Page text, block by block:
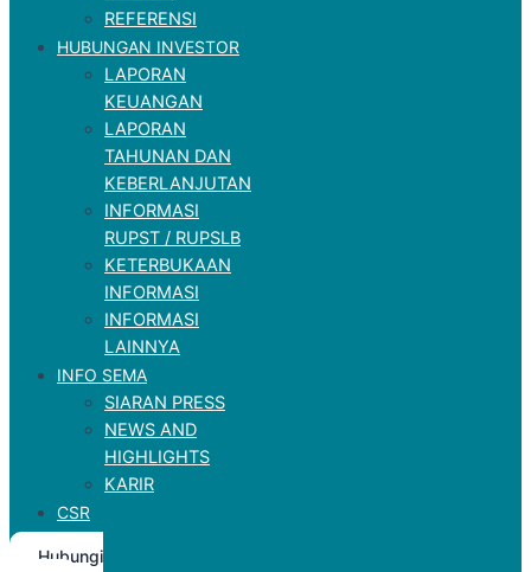
REFERENSI
HUBUNGAN INVESTOR
LAPORAN
KEUANGAN
LAPORAN
TAHUNAN DAN
KEBERLANJUTAN
INFORMASI
RUPST / RUPSLB
KETERBUKAAN
INFORMASI
INFORMASI
LAINNYA
INFO SEMA
SIARAN PRESS
NEWS AND
HIGHLIGHTS
KARIR
CSR
Hubungi